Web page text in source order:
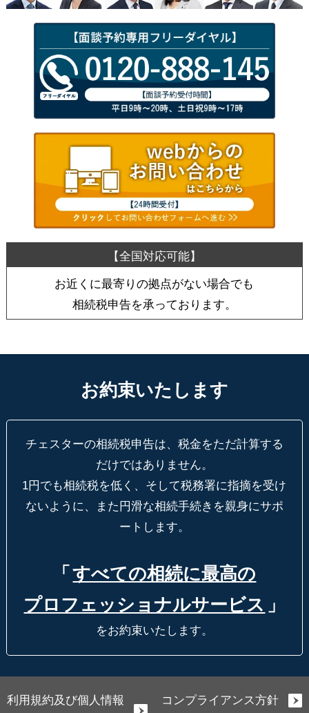
お近くに最寄りの拠点がない場合でも
相続税申告を承っております。
お約束いたします
チェスターの相続税申告は、税金をただ計算する
だけではありません。
1円でも相続税を低く、そして税務署に指摘を受け
ないように、
また円滑な相続手続きを親身にサポ
ートします。
「 すべての相続に最高の
プロフェッショナルサービス 」
をお約束いたします。
利用規約及び個人情報 コンプライアンス方針